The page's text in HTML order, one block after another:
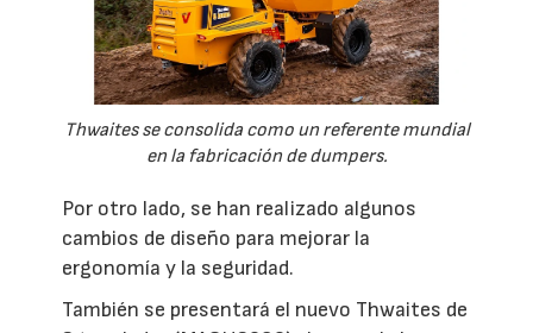
Thwaites se consolida como un referente mundial
en la fabricación de dumpers.
Por otro lado, se han realizado algunos
cambios de diseño para mejorar la
ergonomía y la seguridad.
También se presentará el nuevo Thwaites de